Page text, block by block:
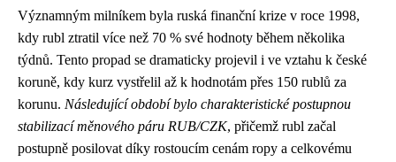
Významným milníkem byla ruská finanční krize v roce 1998,
kdy rubl ztratil více než 70 % své hodnoty během několika
týdnů. Tento propad se dramaticky projevil i ve vztahu k české
koruně, kdy kurz vystřelil až k hodnotám přes 150 rublů za
korunu. Následující období bylo charakteristické postupnou
stabilizací měnového páru RUB/CZK, přičemž rubl začal
postupně posilovat díky rostoucím cenám ropy a celkovému